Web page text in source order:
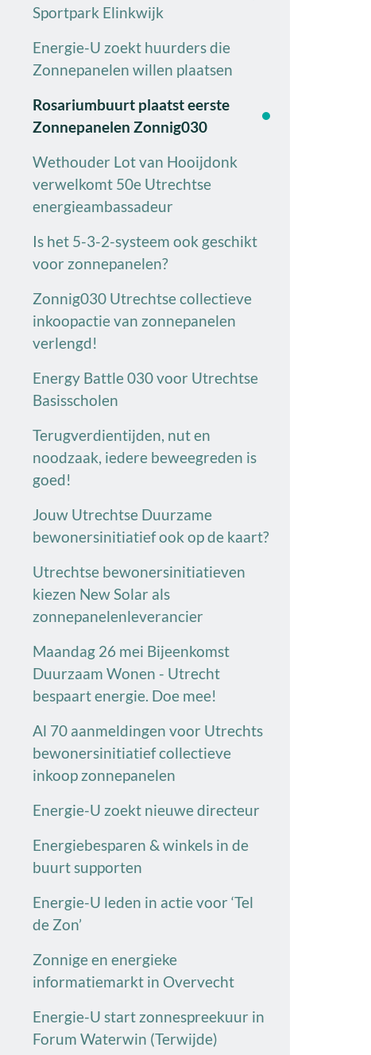
Sportpark Elinkwijk
Energie-U zoekt huurders die
Zonnepanelen willen plaatsen
Rosariumbuurt plaatst eerste
Zonnepanelen Zonnig030
Wethouder Lot van Hooijdonk
verwelkomt 50e Utrechtse
energieambassadeur
Is het 5-3-2-systeem ook geschikt
voor zonnepanelen?
Zonnig030 Utrechtse collectieve
inkoopactie van zonnepanelen
verlengd!
Energy Battle 030 voor Utrechtse
Basisscholen
Terugverdientijden, nut en
noodzaak, iedere beweegreden is
goed!
Jouw Utrechtse Duurzame
bewonersinitiatief ook op de kaart?
Utrechtse bewonersinitiatieven
kiezen New Solar als
zonnepanelenleverancier
Maandag 26 mei Bijeenkomst
Duurzaam Wonen - Utrecht
bespaart energie. Doe mee!
Al 70 aanmeldingen voor Utrechts
bewonersinitiatief collectieve
inkoop zonnepanelen
Energie-U zoekt nieuwe directeur
Energiebesparen & winkels in de
buurt supporten
Energie-U leden in actie voor ‘Tel
de Zon’
Zonnige en energieke
informatiemarkt in Overvecht
Energie-U start zonnespreekuur in
Forum Waterwin (Terwijde)